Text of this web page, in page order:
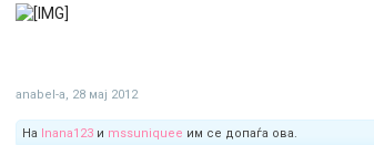
anabel-a, 28 мај 2012
На Inana123 и mssuniquee им се допаѓа ова.